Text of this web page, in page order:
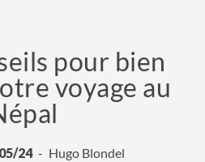
pour bien
voyage au
24 Hugo Blondel